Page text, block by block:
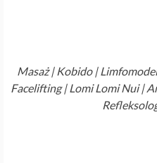
Masaż | Kobido |
Facelifting | Lomi Lomi Nui |